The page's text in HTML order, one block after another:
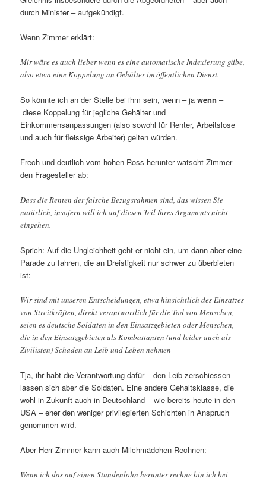
durch Minister – aufgekündigt.
Wenn Zimmer erklärt:
Mir wäre es auch lieber wenn es eine automatische Indexierung gäbe,
also etwa eine Koppelung an Gehälter im öffentlichen Dienst.
So könnte ich an der Stelle bei ihm sein, wenn – jawenn –
diese Koppelung für jegliche Gehälter und
Einkommensanpassungen (also sowohl für Renter, Arbeitslose
und auch für fleissige Arbeiter) gelten würden.
Frech und deutlich vom hohen Ross herunter watscht Zimmer
den Fragesteller ab:
Dass die Renten der falsche Bezugsrahmen sind, das wissen Sie
natürlich, insofern will ich auf diesen Teil Ihres Arguments nicht
eingehen.
Sprich: Auf die Ungleichheit geht er nicht ein, um dann aber eine
Parade zu fahren, die an Dreistigkeit nur schwer zu überbieten
ist:
Wir sind mit unseren Entscheidungen, etwa hinsichtlich des Einsatzes
von Streitkräften, direkt verantwortlich für die Tod von Menschen,
seien es deutsche Soldaten in den Einsatzgebieten oder Menschen,
die in den Einsatzgebieten als Kombattanten (und leider auch als
Zivilisten) Schaden an Leib und Leben nehmen
Tja, ihr habt die Verantwortung dafür – den Leib zerschiessen
lassen sich aber die Soldaten. Eine andere Gehaltsklasse, die
wohl in Zukunft auch in Deutschland – wie bereits heute in den
USA – eher den weniger privilegierten Schichten in Anspruch
genommen wird.
Aber Herr Zimmer kann auch Milchmädchen-Rechnen:
Wenn ich das auf einen Stundenlohn herunter rechne bin ich bei